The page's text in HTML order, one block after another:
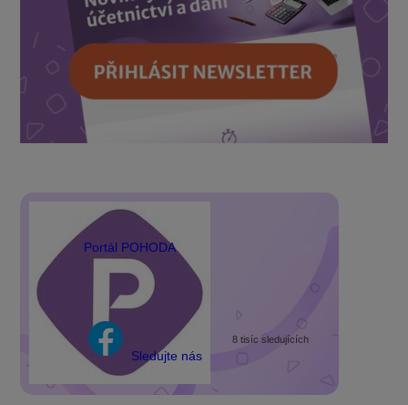
Portál POHODA
Sledujte nás
8 tisíc sledujících